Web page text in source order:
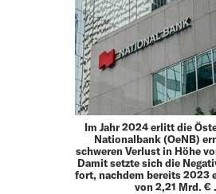
Im Jahr 2024 erlitt die
Nationalbank (OeNB)
schweren Verlust in Höhe
Damit setzte sich die
fort, nachdem bereits 2023
von 2,21 Mrd. €